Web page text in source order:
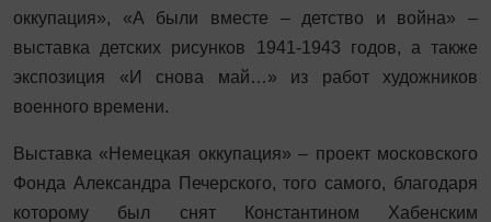
оккупация», «А были вместе – детство и война» –
выставка детских рисунков 1941-1943 годов, а также
экспозиция «И снова май…» из работ художников
военного времени.
Выставка «Немецкая оккупация» – проект московского
Фонда Александра Печерского, того самого, благодаря
которому был снят Константином Хабенским